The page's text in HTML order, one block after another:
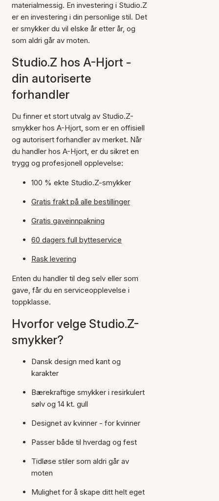
materialmessig. En investering i Studio.Z
er en investering i din personlige stil. Det
er smykker du vil elske år etter år, og
som aldri går av moten.
Studio.Z hos A-Hjort -
din autoriserte
forhandler
Du finner et stort utvalg av Studio.Z-
smykker hos A-Hjort, som er en offisiell
og autorisert forhandler av merket. Når
du handler hos A-Hjort, er du sikret en
trygg og profesjonell opplevelse:
100 % ekte Studio.Z-smykker
Gratis frakt på alle bestillinger
Gratis gaveinnpakning
60 dagers full bytteservice
Rask levering
Enten du handler til deg selv eller som
gave, får du en serviceopplevelse i
toppklasse.
Hvorfor velge Studio.Z-
smykker?
Dansk design med kant og
karakter
Bærekraftige smykker i resirkulert
sølv og 14 kt. gull
Designet av kvinner - for kvinner
Passer både til hverdag og fest
Tidløse stiler som aldri går av
moten
Mulighet for å skape ditt helt eget